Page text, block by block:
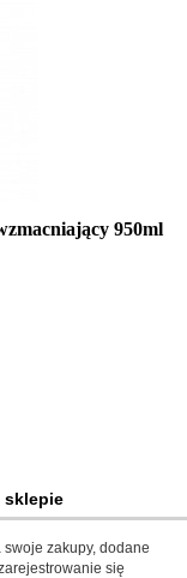
950ml
sklepie
swoje zakupy, dodane
się